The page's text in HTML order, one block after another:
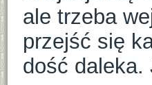
ale trzeba
przejść się
dość daleka.